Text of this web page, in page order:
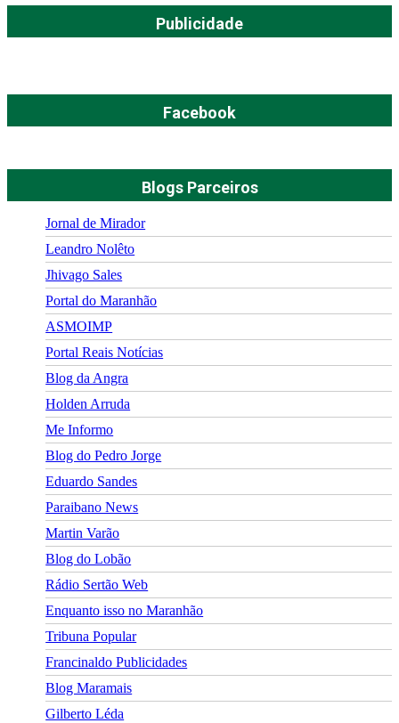
Publicidade
Facebook
Blogs Parceiros
Jornal de Mirador
Leandro Nolêto
Jhivago Sales
Portal do Maranhão
ASMOIMP
Portal Reais Notí­cias
Blog da Angra
Holden Arruda
Me Informo
Blog do Pedro Jorge
Eduardo Sandes
Paraibano News
Martin Varão
Blog do Lobão
Rádio Sertão Web
Enquanto isso no Maranhão
Tribuna Popular
Francinaldo Publicidades
Blog Maramais
Gilberto Léda